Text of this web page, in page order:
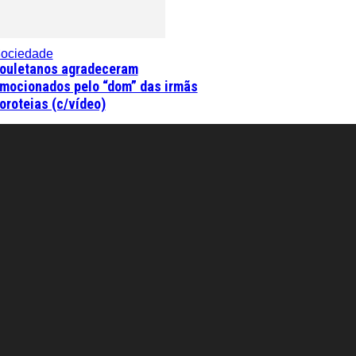
agradeceram
pelo “dom” das irmãs
(c/vídeo)